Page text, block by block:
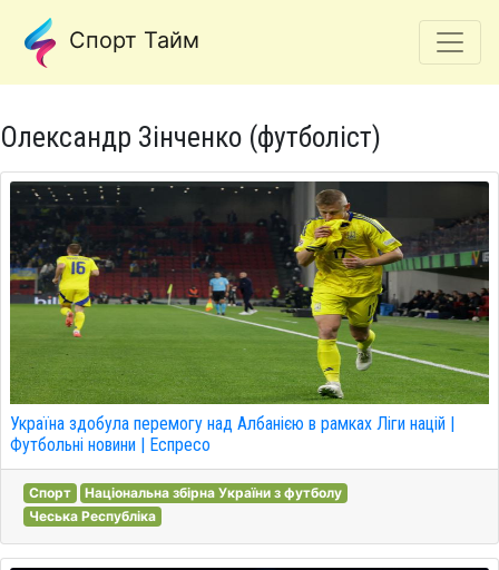
Спорт Тайм
Олександр Зінченко (футболіст)
Україна здобула перемогу над Албанією в рамках Ліги націй |
Футбольні новини | Еспресо
Спорт
Національна збірна України з футболу
Чеська Республіка